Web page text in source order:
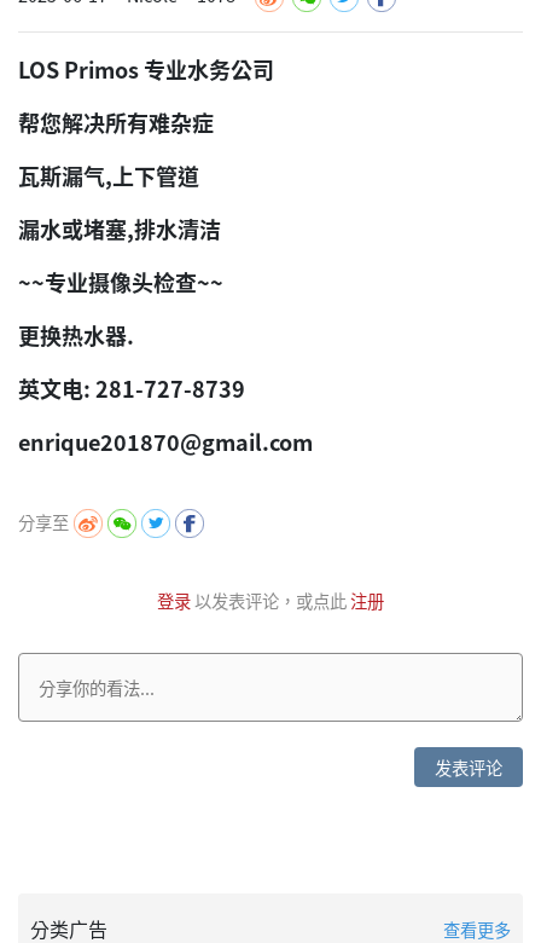
LOS Primos 专业水务公司
帮您解决所有难杂症
瓦斯漏气,上下管道
漏水或堵塞,排水清洁
~~专业摄像头检查~~
更换热水器.
英文电: 281-727-8739
enrique201870@gmail.com
分享至
登录以发表评论，或点此注册
发表评论
分类广告 查看更多